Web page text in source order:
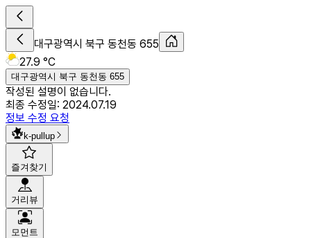
대구광역시 북구 동천동 655
27.9 °C
대구광역시 북구 동천동 655
작성된 설명이 없습니다.
최종 수정일: 2024.07.19
정보 수정 요청
k-pullup
즐겨찾기
거리뷰
모먼트